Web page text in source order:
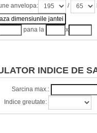
anvelopa: /
pana la x
INDICE DE
Sarcina max.:
Indice greutate: